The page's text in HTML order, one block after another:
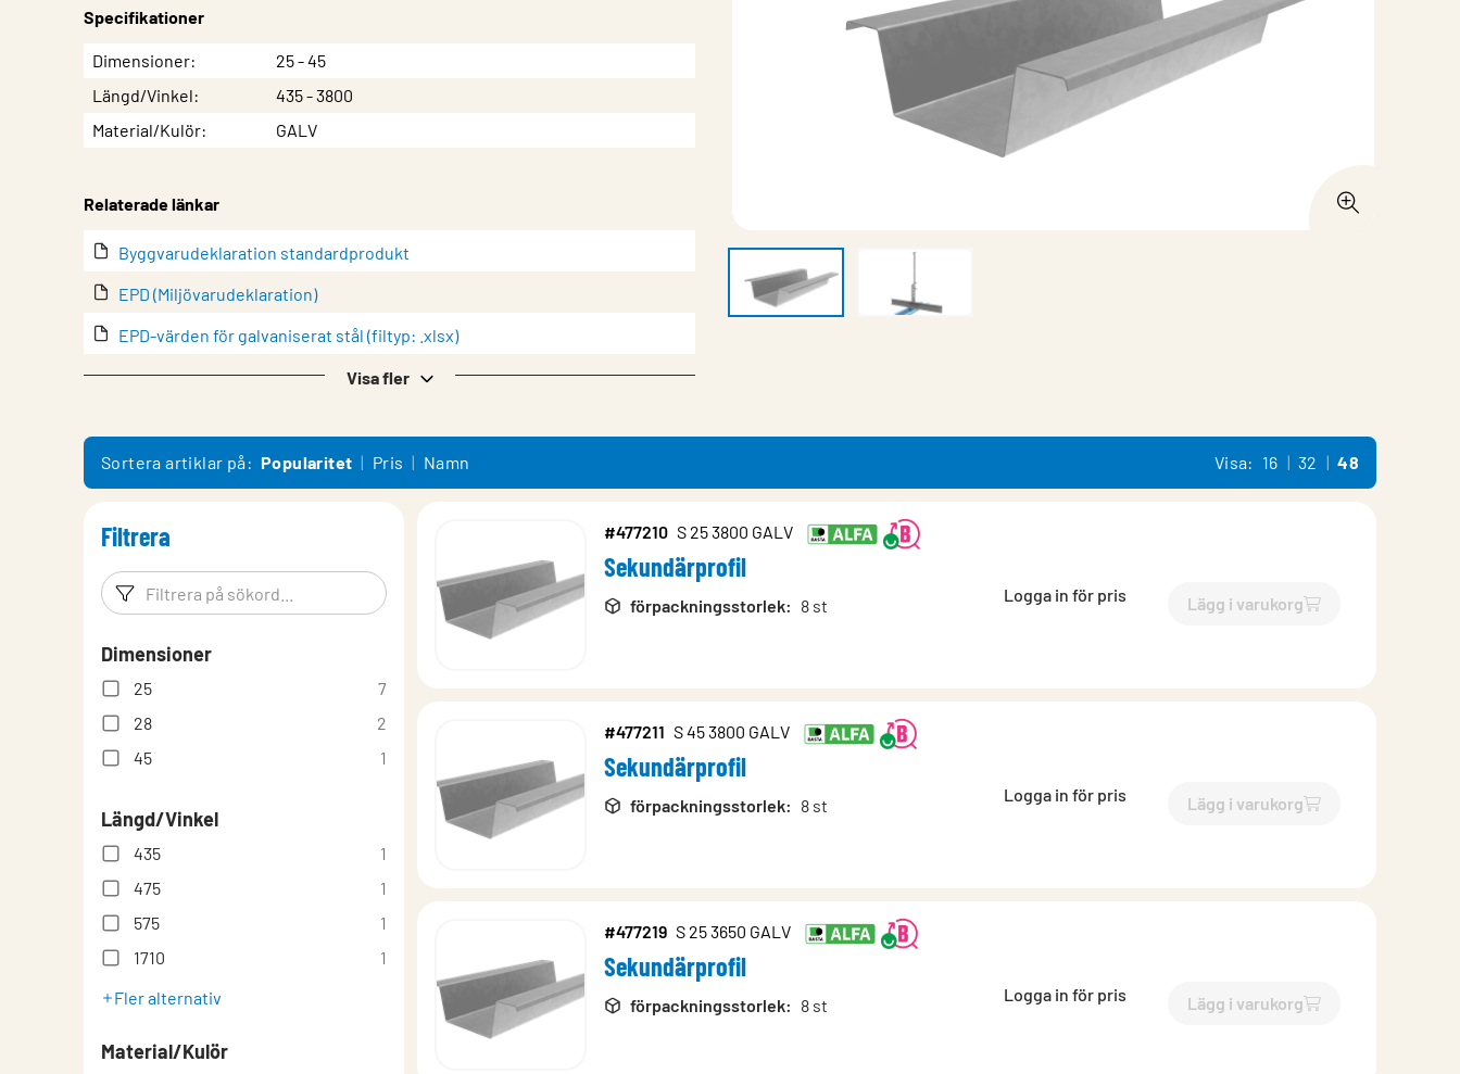
Specifikationer
EgenskapVärde
Dimensioner
25 - 45
Längd/Vinkel
435 - 3800
Material/Kulör
GALV
Relaterade länkar
Byggvarudeklaration standardprodukt
EPD (Miljövarudeklaration)
EPD-värden för galvaniserat stål (filtyp: .xlsx)
Garanti
Prestandadeklaration
Visa fler
Sortera artiklar på: Popularitet Pris Namn Visa: 16 32 48
Filtrera
Filtreringsord Filtrera produkter
Dimensioner
25
7
28
2
45
1
Längd/Vinkel
435
1
475
1
575
1
1710
1
Fler alternativ
Material/Kulör
#477210 S 25 3800 GALV
Sekundärprofil
förpackningsstorlek: 8 st
Logga in för pris Lägg i varukorg
`$Lägg till
#477211 S 45 3800 GALV
Sekundärprofil
förpackningsstorlek: 8 st
Logga in för pris Lägg i varukorg
`$Lägg till
#477219 S 25 3650 GALV
Sekundärprofil
förpackningsstorlek: 8 st
Logga in för pris Lägg i varukorg
`$Lägg till